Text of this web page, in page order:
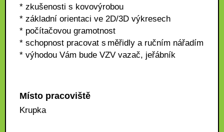
* zkušenosti s kovovýrobou
* základní orientaci ve 2D/3D výkresech
* počítačovou gramotnost
* schopnost pracovat s měřidly a ručním nářadím
* výhodou Vám bude VZV vazač, jeřábník
Místo pracoviště
Krupka